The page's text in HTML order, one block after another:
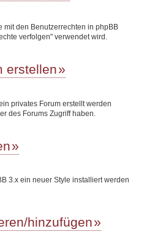
mit den Benutzerrechten in phpBB
verfolgen" verwendet wird.
erstellen
privates Forum erstellt werden
des Forums Zugriff haben.
3.x ein neuer Style installiert werden
hinzufügen